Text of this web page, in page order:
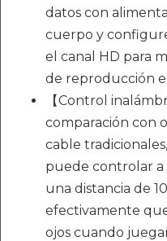
datos con
cuerpo y
el canal HD para
de reproducción
【Control
comparación con
cable
puede controlar a
una distancia de
efectivamente
ojos cuando